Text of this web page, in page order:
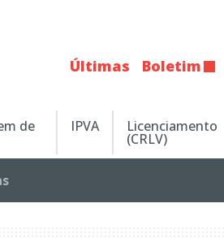
Últimas Boletim
de IPVA Licenciamento
(CRLV)